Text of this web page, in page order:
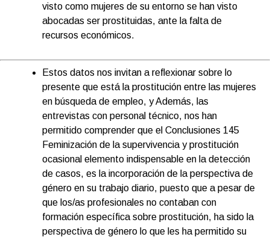
visto como mujeres de su entorno se han visto
abocadas ser prostituidas, ante la falta de
recursos económicos.
Estos datos nos invitan a reflexionar sobre lo
presente que está la prostitución entre las mujeres
en búsqueda de empleo, y Además, las
entrevistas con personal técnico, nos han
permitido comprender que el Conclusiones 145
Feminización de la supervivencia y prostitución
ocasional elemento indispensable en la detección
de casos, es la incorporación de la perspectiva de
género en su trabajo diario, puesto que a pesar de
que los/as profesionales no contaban con
formación específica sobre prostitución, ha sido la
perspectiva de género lo que les ha permitido su